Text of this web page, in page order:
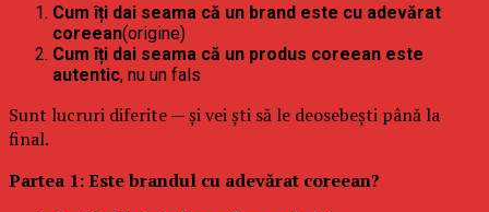
Cum îți dai seama că un brand este cu adevărat
coreean(origine)
Cum îți dai seama că un produs coreean este
autentic, nu un fals
Sunt lucruri diferite — și vei ști să le deosebești până la
final.
Partea 1: Este brandul cu adevărat coreean?